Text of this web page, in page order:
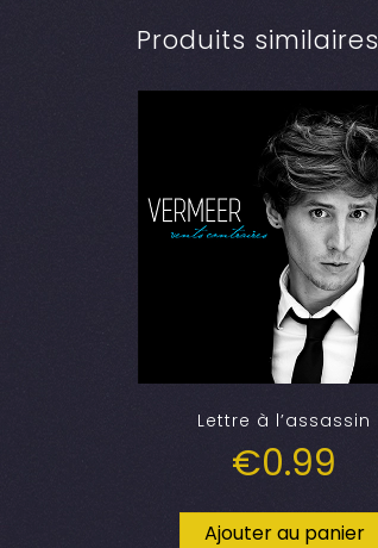
Produits similaires
Lettre à l’assassin
€0.99
Ajouter au panier